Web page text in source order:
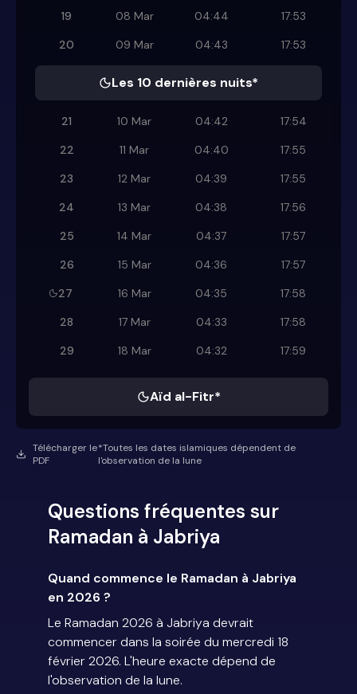
19
08 Mar 04:44
17:53
20
09 Mar 04:43 17:53
Les 10 dernières nuits*
21 10 Mar 04:42
17:54
22
11 Mar 04:40
17:55
23
12 Mar 04:39
17:55
24
13 Mar 04:38
17:56
25
14 Mar 04:37
17:57
26
15 Mar 04:36
17:57
27
16 Mar 04:35
17:58
28
17 Mar 04:33
17:58
29
18 Mar 04:32 17:59
Aïd al-Fitr*
Télécharger le
PDF
*Toutes les dates islamiques dépendent de
l'observation de la lune
Questions fréquentes sur
Ramadan à Jabriya
Quand commence le Ramadan à Jabriya
en 2026 ?
Le Ramadan 2026 à Jabriya devrait
commencer dans la soirée du mercredi 18
février 2026. L'heure exacte dépend de
l'observation de la lune.